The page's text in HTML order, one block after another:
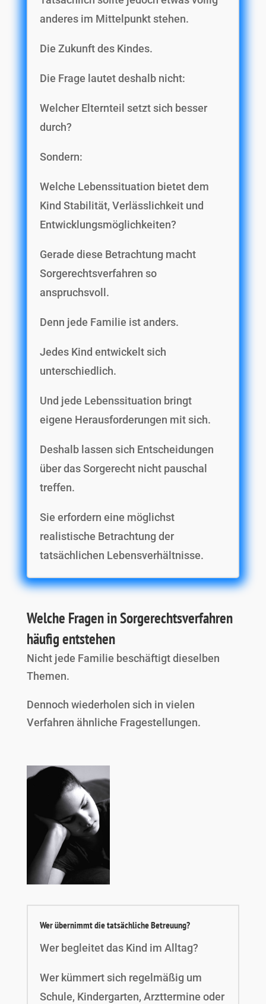
anderes im Mittelpunkt stehen.
Die Zukunft des Kindes.
Die Frage lautet deshalb nicht:
Welcher Elternteil setzt sich besser
durch?
Sondern:
Welche Lebenssituation bietet dem
Kind Stabilität, Verlässlichkeit und
Entwicklungsmöglichkeiten?
Gerade diese Betrachtung macht
Sorgerechtsverfahren so
anspruchsvoll.
Denn jede Familie ist anders.
Jedes Kind entwickelt sich
unterschiedlich.
Und jede Lebenssituation bringt
eigene Herausforderungen mit sich.
Deshalb lassen sich Entscheidungen
über das Sorgerecht nicht pauschal
treffen.
Sie erfordern eine möglichst
realistische Betrachtung der
tatsächlichen Lebensverhältnisse.
Welche Fragen in Sorgerechtsverfahren
häufig entstehen
Nicht jede Familie beschäftigt dieselben
Themen.
Dennoch wiederholen sich in vielen
Verfahren ähnliche Fragestellungen.
Wer übernimmt die tatsächliche Betreuung?
Wer begleitet das Kind im Alltag?
Wer kümmert sich regelmäßig um
Schule, Kindergarten, Arzttermine oder